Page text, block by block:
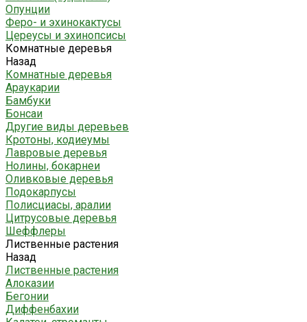
Опунции
Феро- и эхинокактусы
Цереусы и эхинопсисы
Комнатные деревья
Назад
Комнатные деревья
Араукарии
Бамбуки
Бонсаи
Другие виды деревьев
Кротоны, кодиеумы
Лавровые деревья
Нолины, бокарнеи
Оливковые деревья
Подокарпусы
Полисциасы, аралии
Цитрусовые деревья
Шеффлеры
Лиственные растения
Назад
Лиственные растения
Алоказии
Бегонии
Диффенбахии